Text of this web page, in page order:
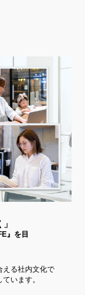
』を目
える社内文化で
います。